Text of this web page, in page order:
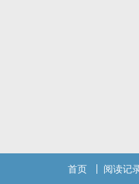
首页 阅读记